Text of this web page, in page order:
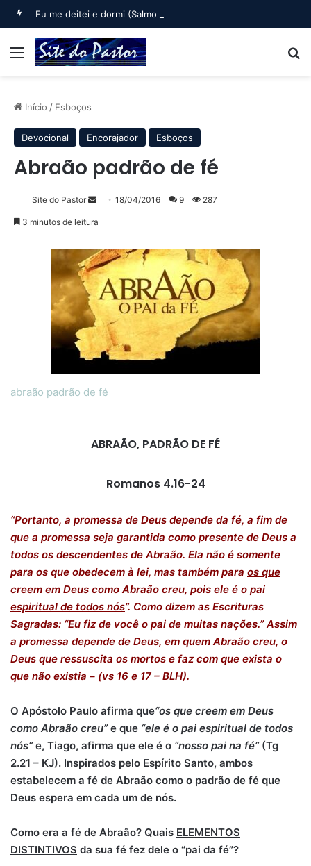
Eu me deitei e dormi (Salmo 3)
Menu
Início / Esboços
Devocional Encorajador Esboços
Abraão padrão de fé
Site do Pastor
Mande
mail
18/04/2016 9 287
3 minutos de leitura
abraão padrão de fé
ABRAÃO, PADRÃO DE FÉ
Romanos 4.16-24
“Portanto, a promessa de Deus depende da fé, a fim de
que a promessa seja garantida como presente de Deus a
todos os descendentes de Abraão. Ela não é somente
para os que obedecem à lei, mas também para os que
creem em Deus como Abraão creu, pois ele é o pai
espiritual de todos nós”. Como dizem as Escrituras
Sagradas: “Eu fiz de você o pai de muitas nações.” Assim
a promessa depende de Deus, em quem Abraão creu, o
Deus que ressuscita os mortos e faz com que exista o
que não existia – (vs 16 e 17 – BLH).
O Apóstolo Paulo afirma que“os que creem em Deus
como Abraão creu”e que “ele é o pai espiritual de todos
nós”e, Tiago, afirma que ele é o “nosso pai na fé”(Tg
2.21 – KJ). Inspirados pelo Espírito Santo, ambos
estabelecem a fé de Abraão como o padrão de fé que
Deus espera em cada um de nós.
Como era a fé de Abraão? Quais ELEMENTOS
DISTINTIVOS da sua fé fez dele o “pai da fé”?